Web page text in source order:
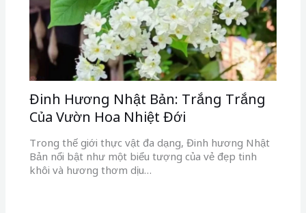
Đinh Hương Nhật Bản: Trắng Trắng
Của Vườn Hoa Nhiệt Đới
Trong thế giới thực vật đa dạng, Đinh hương Nhật
Bản nổi bật như một biểu tượng của vẻ đẹp tinh
khôi và hương thơm dịu…